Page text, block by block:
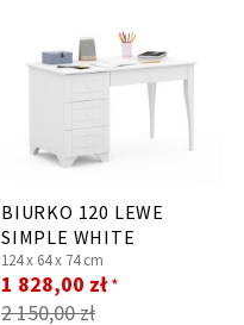
BIURKO 120 LEWE
SIMPLE WHITE
124 x 64 x 74 cm
2 150,00 zł
Cena
promocyjna
1 828,00 zł *
Stylowe
Szafka RTV